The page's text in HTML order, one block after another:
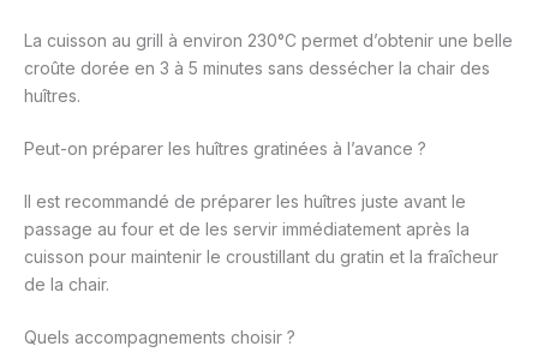
La cuisson au grill à environ 230°C permet d’obtenir une belle
croûte dorée en 3 à 5 minutes sans dessécher la chair des
huîtres.
Peut-on préparer les huîtres gratinées à l’avance ?
Il est recommandé de préparer les huîtres juste avant le
passage au four et de les servir immédiatement après la
cuisson pour maintenir le croustillant du gratin et la fraîcheur
de la chair.
Quels accompagnements choisir ?